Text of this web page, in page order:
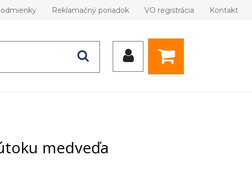
Reklamačný poriadok VO registrácia Kontakt
medveďa